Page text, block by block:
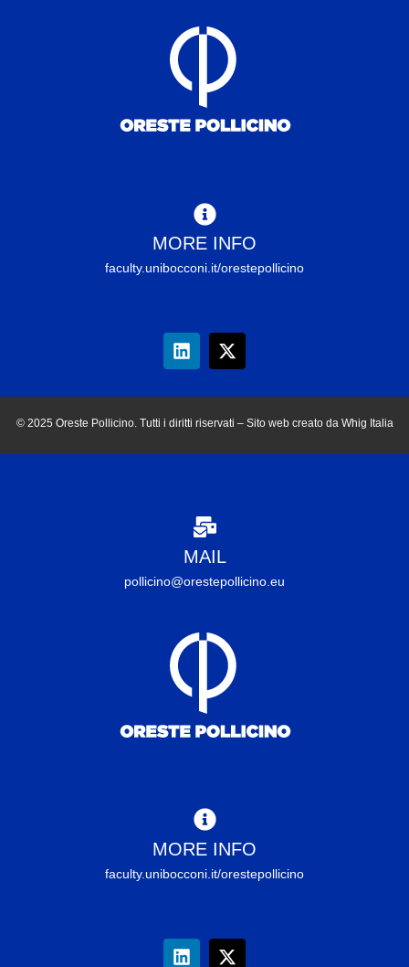
MORE INFO
faculty.unibocconi.it/orestepollicino
© 2025 Oreste Pollicino. Tutti i diritti riservati – Sito web creato da Whig Italia
MAIL
pollicino@orestepollicino.eu
MORE INFO
faculty.unibocconi.it/orestepollicino